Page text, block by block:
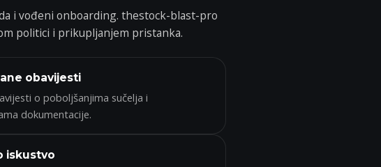
i vođeni onboarding. thestock-blast-pro
politici i prikupljanjem pristanka.
obavijesti
o poboljšanjima sučelja i
dokumentacije.
iskustvo